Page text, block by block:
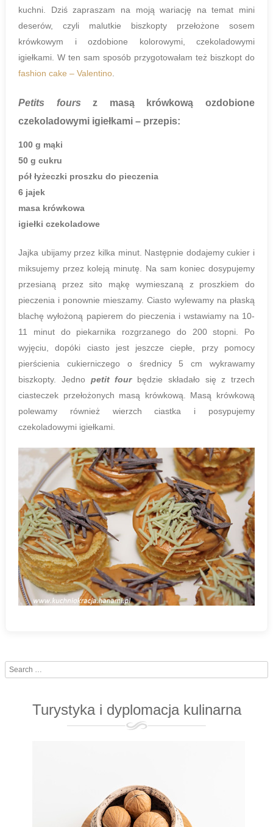
kuchni. Dziś zapraszam na moją wariację na temat mini
deserów, czyli malutkie biszkopty przełożone sosem
krówkowym i ozdobione kolorowymi, czekoladowymi
igiełkami. W ten sam sposób przygotowałam też biszkopt do
fashion cake – Valentino.
Petits fours z masą krówkową ozdobione
czekoladowymi igiełkami – przepis:
100 g mąki
50 g cukru
pół łyżeczki proszku do pieczenia
6 jajek
masa krówkowa
igiełki czekoladowe
Jajka ubijamy przez kilka minut. Następnie dodajemy cukier i
miksujemy przez koleją minutę. Na sam koniec dosypujemy
przesianą przez sito mąkę wymieszaną z proszkiem do
pieczenia i ponownie mieszamy. Ciasto wylewamy na płaską
blachę wyłożoną papierem do pieczenia i wstawiamy na 10-
11 minut do piekarnika rozgrzanego do 200 stopni. Po
wyjęciu, dopóki ciasto jest jeszcze ciepłe, przy pomocy
pierścienia cukierniczego o średnicy 5 cm wykrawamy
biszkopty. Jedno petit fourbędzie składało się z trzech
ciasteczek przełożonych masą krówkową. Masą krówkową
polewamy również wierzch ciastka i posypujemy
czekoladowymi igiełkami.
Search
Turystyka i dyplomacja kulinarna